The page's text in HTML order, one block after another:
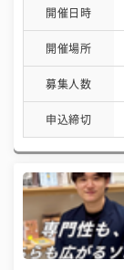
開催日時
開催場所
募集人数
申込締切